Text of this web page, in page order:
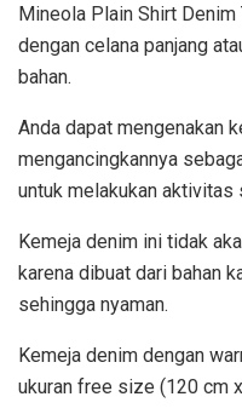
Mineola Plain Shirt
dengan celana panjang
bahan.
Anda dapat mengenakan
mengancingkannya
untuk melakukan aktivitas
Kemeja denim ini tidak
karena dibuat dari bahan
sehingga nyaman.
Kemeja denim dengan
ukuran free size (120 cm